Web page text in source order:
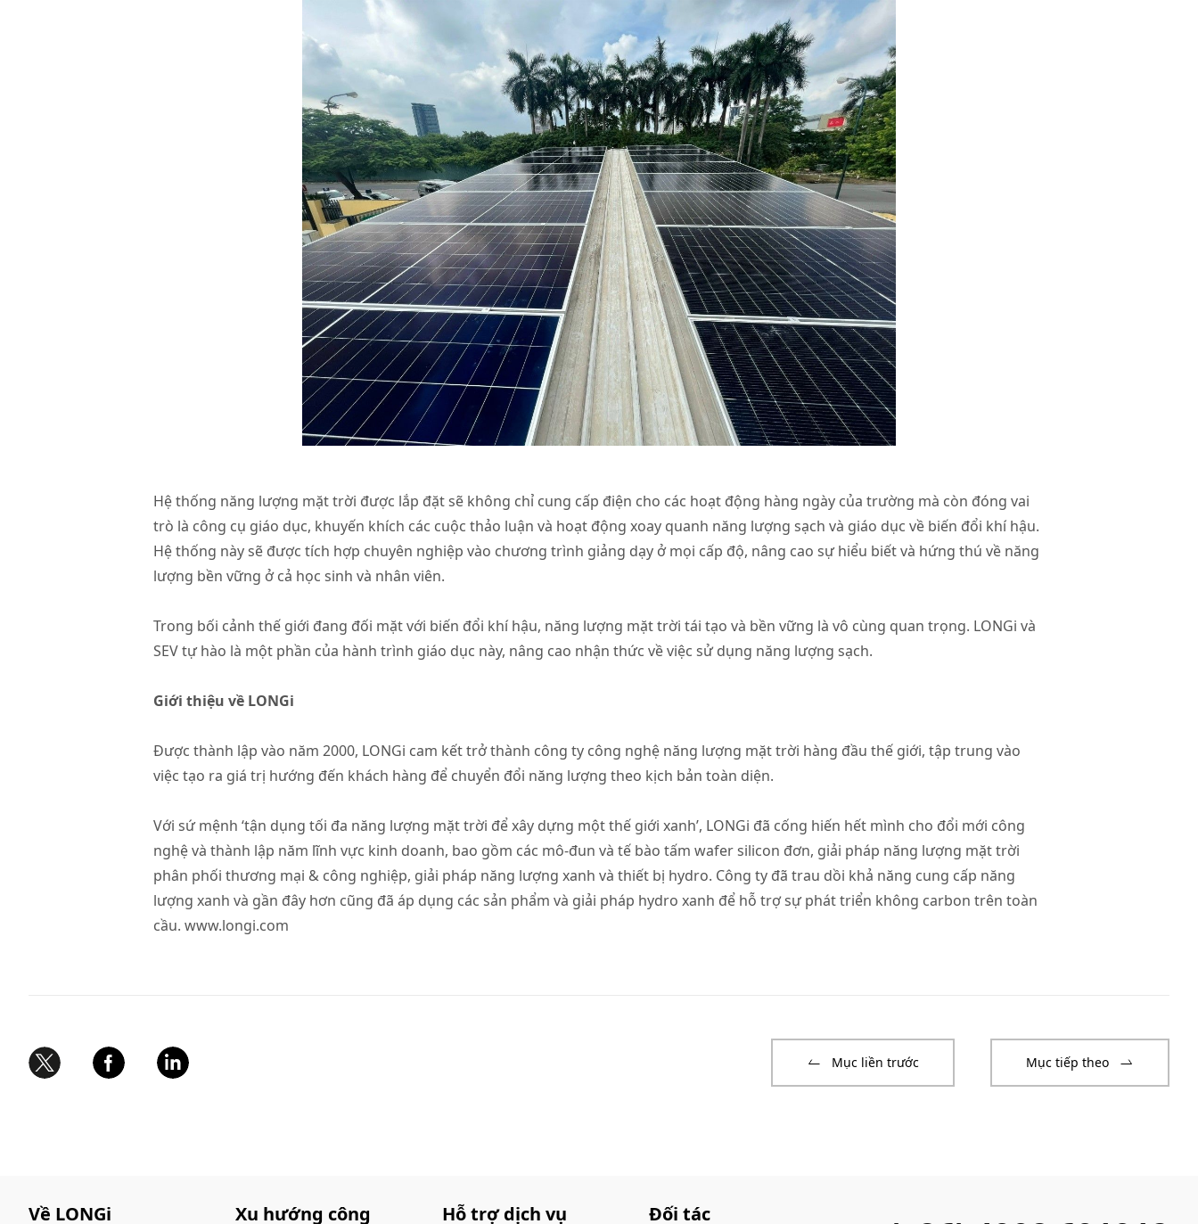
Hệ thống năng lượng mặt trời được lắp đặt sẽ không chỉ cung cấp điện cho các hoạt động hàng ngày của trường mà còn đóng vai
trò là công cụ giáo dục, khuyến khích các cuộc thảo luận và hoạt động xoay quanh năng lượng sạch và giáo dục về biến đổi khí hậu.
Hệ thống này sẽ được tích hợp chuyên nghiệp vào chương trình giảng dạy ở mọi cấp độ, nâng cao sự hiểu biết và hứng thú về năng
lượng bền vững ở cả học sinh và nhân viên.
Trong bối cảnh thế giới đang đối mặt với biến đổi khí hậu, năng lượng mặt trời tái tạo và bền vững là vô cùng quan trọng. LONGi và
SEV tự hào là một phần của hành trình giáo dục này, nâng cao nhận thức về việc sử dụng năng lượng sạch.
Giới thiệu về LONGi
Được thành lập vào năm 2000, LONGi cam kết trở thành công ty công nghệ năng lượng mặt trời hàng đầu thế giới, tập trung vào
việc tạo ra giá trị hướng đến khách hàng để chuyển đổi năng lượng theo kịch bản toàn diện.
Với sứ mệnh ‘tận dụng tối đa năng lượng mặt trời để xây dựng một thế giới xanh’, LONGi đã cống hiến hết mình cho đổi mới công
nghệ và thành lập năm lĩnh vực kinh doanh, bao gồm các mô-đun và tế bào tấm wafer silicon đơn, giải pháp năng lượng mặt trời
phân phối thương mại & công nghiệp, giải pháp năng lượng xanh và thiết bị hydro. Công ty đã trau dồi khả năng cung cấp năng
lượng xanh và gần đây hơn cũng đã áp dụng các sản phẩm và giải pháp hydro xanh để hỗ trợ sự phát triển không carbon trên toàn
cầu. www.longi.com
Mục liền trước Mục tiếp theo
Về LONGi Xu hướng công Hỗ trợ dịch vụ Đối tác